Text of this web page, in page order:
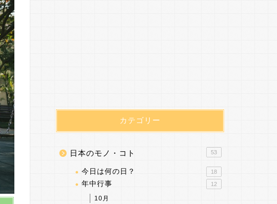
カテゴリー
日本のモノ・コト 53
今日は何の日？ 18
年中行事 12
10月